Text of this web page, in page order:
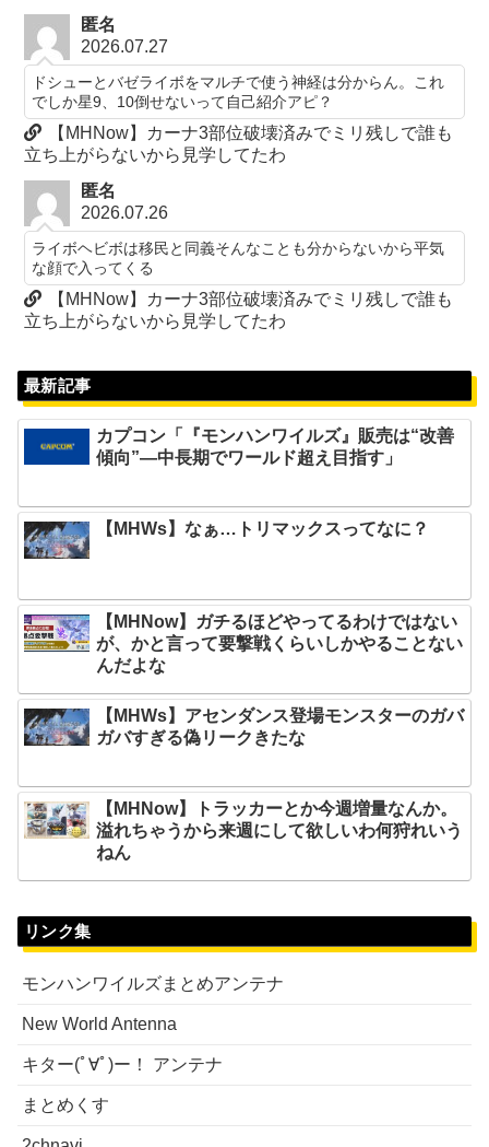
匿名
2026.07.27
ドシューとバゼライボをマルチで使う神経は分からん。これ
でしか星9、10倒せないって自己紹介アピ？
【MHNow】カーナ3部位破壊済みでミリ残しで誰も
立ち上がらないから見学してたわ
匿名
2026.07.26
ライボヘビボは移民と同義そんなことも分からないから平気
な顔で入ってくる
【MHNow】カーナ3部位破壊済みでミリ残しで誰も
立ち上がらないから見学してたわ
最新記事
カプコン「『モンハンワイルズ』販売は“改善
傾向”―中長期でワールド超え目指す」
【MHWs】なぁ…トリマックスってなに？
【MHNow】ガチるほどやってるわけではない
が、かと言って要撃戦くらいしかやることない
んだよな
【MHWs】アセンダンス登場モンスターのガバ
ガバすぎる偽リークきたな
【MHNow】トラッカーとか今週増量なんか。
溢れちゃうから来週にして欲しいわ何狩れいう
ねん
リンク集
モンハンワイルズまとめアンテナ
New World Antenna
キター(ﾟ∀ﾟ)ー！ アンテナ
まとめくす